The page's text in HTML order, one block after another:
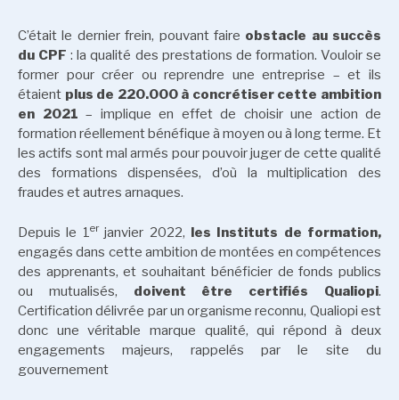
C’était le dernier frein, pouvant faire obstacle au succès
du CPF : la qualité des prestations de formation. Vouloir se
former pour créer ou reprendre une entreprise – et ils
étaient plus de 220.000 à concrétiser cette ambition
en 2021 – implique en effet de choisir une action de
formation réellement bénéfique à moyen ou à long terme. Et
les actifs sont mal armés pour pouvoir juger de cette qualité
des formations dispensées, d’où la multiplication des
fraudes et autres arnaques.
Depuis le 1 erjanvier 2022, les Instituts de formation,
engagés dans cette ambition de montées en compétences
des apprenants, et souhaitant bénéficier de fonds publics
ou mutualisés, doivent être certifiés Qualiopi.
Certification délivrée par un organisme reconnu, Qualiopi est
donc une véritable marque qualité, qui répond à deux
engagements majeurs, rappelés par le site du
gouvernement